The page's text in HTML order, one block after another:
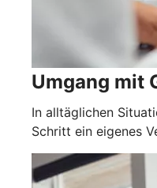
Umgang mit
In alltäglichen
Schritt ein eigenes